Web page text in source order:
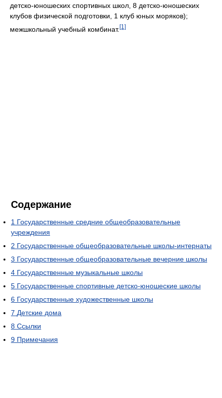
детско-юношеских спортивных школ, 8 детско-юношеских
клубов физической подготовки, 1 клуб юных моряков);
межшкольный учебный комбинат. [1]
Содержание
1 Государственные средние общеобразовательные
учреждения
2 Государственные общеобразовательные школы-интернаты
3 Государственные общеобразовательные вечерние школы
4 Государственные музыкальные школы
5 Государственные спортивные детско-юношеские школы
6 Государственные художественные школы
7 Детские дома
8 Ссылки
9 Примечания